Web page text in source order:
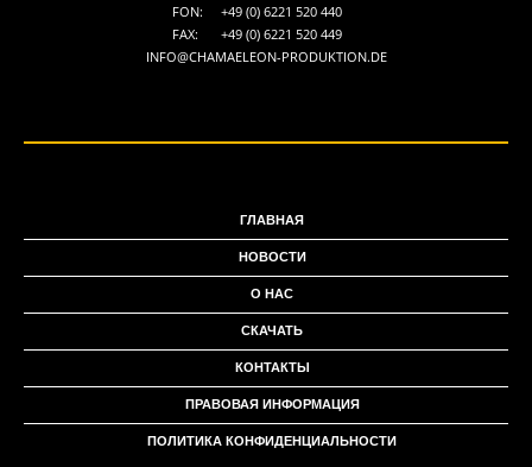
FON:
+49 (0) 6221 520 440
FAX:
+49 (0) 6221 520 449
INFO@CHAMAELEON-PRODUKTION.DE
ГЛАВНАЯ
НОВОСТИ
О НАС
СКАЧАТЬ
КОНТАКТЫ
ПРАВОВАЯ ИНФОРМАЦИЯ
ПОЛИТИКА КОНФИДЕНЦИАЛЬНОСТИ